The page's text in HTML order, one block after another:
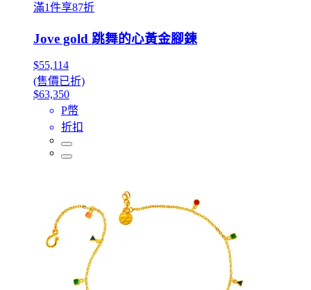
滿1件享87折
Jove gold 跳舞的心黃金腳鍊
$55,114
(售價已折)
$63,350
P幣
折扣